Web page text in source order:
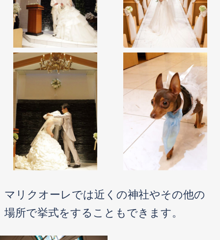
マリクオーレでは近くの神社やその他の
場所で挙式をすることもできます。